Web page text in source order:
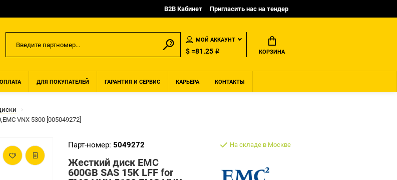
B2B Кабинет Пригласить нас на тендер
МОЙ АККАУНТ
$ =81.25 ₽ КОРЗИНА
ДЛЯ ПОКУПАТЕЛЕЙ ГАРАНТИЯ И СЕРВИС КАРЬЕРА КОНТАКТЫ
VNX 5300 [005049272]
Парт-номер: 5049272
Жесткий диск EMC
600GB SAS 15K LFF for
На складе в Москве